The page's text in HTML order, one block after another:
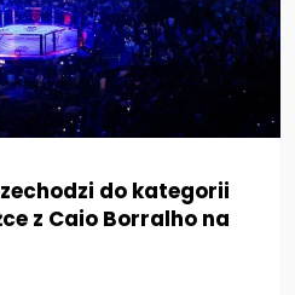
do kategorii
z Caio Borralho na